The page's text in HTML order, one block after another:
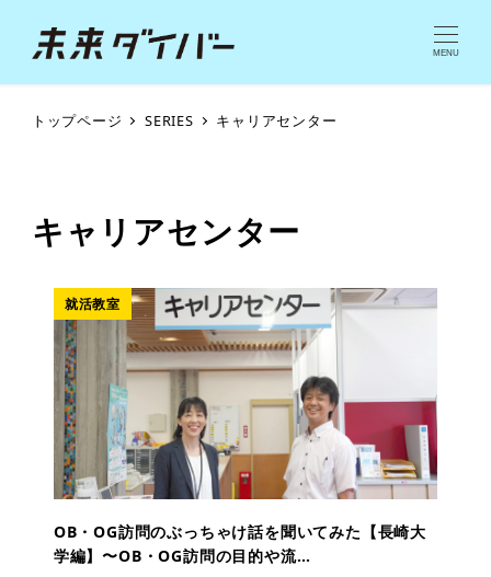
MENU
トップページ SERIES キャリアセンター
キャリアセンター
就活教室
OB・OG訪問のぶっちゃけ話を聞いてみた【長崎大
学編】〜OB・OG訪問の目的や流…